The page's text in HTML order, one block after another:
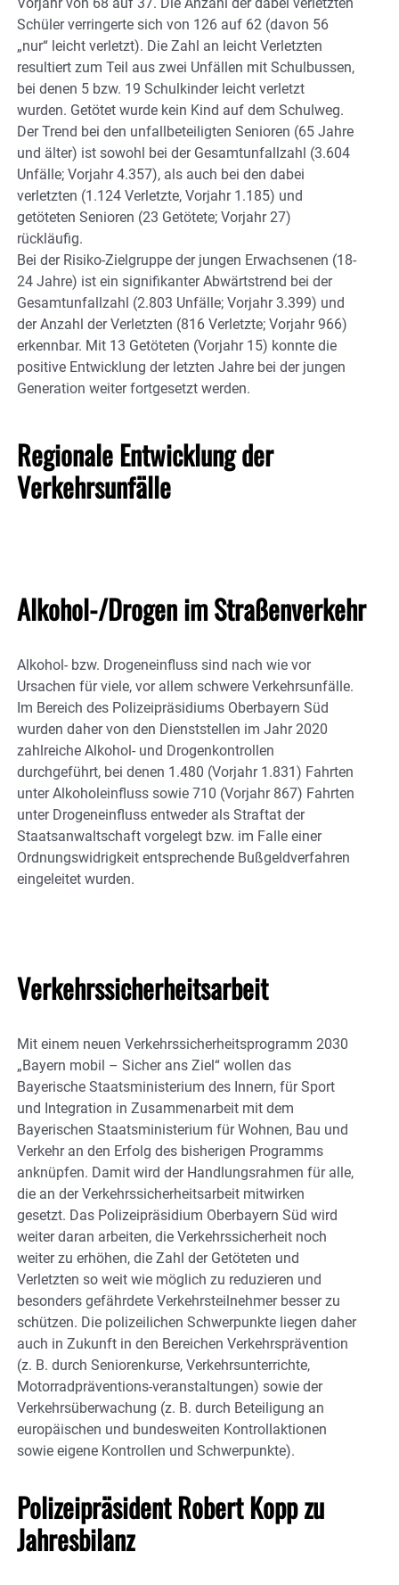
Schüler verringerte sich von 126 auf 62 (davon 56
„nur“ leicht verletzt). Die Zahl an leicht Verletzten
resultiert zum Teil aus zwei Unfällen mit Schulbussen,
bei denen 5 bzw. 19 Schulkinder leicht verletzt
wurden. Getötet wurde kein Kind auf dem Schulweg.
Der Trend bei den unfallbeteiligten Senioren (65 Jahre
und älter) ist sowohl bei der Gesamtunfallzahl (3.604
Unfälle; Vorjahr 4.357), als auch bei den dabei
verletzten (1.124 Verletzte, Vorjahr 1.185) und
getöteten Senioren (23 Getötete; Vorjahr 27)
rückläufig.
Bei der Risiko-Zielgruppe der jungen Erwachsenen (18-
24 Jahre) ist ein signifikanter Abwärtstrend bei der
Gesamtunfallzahl (2.803 Unfälle; Vorjahr 3.399) und
der Anzahl der Verletzten (816 Verletzte; Vorjahr 966)
erkennbar. Mit 13 Getöteten (Vorjahr 15) konnte die
positive Entwicklung der letzten Jahre bei der jungen
Generation weiter fortgesetzt werden.
Regionale Entwicklung der
Verkehrsunfälle
Alkohol-/Drogen im Straßenverkehr
Alkohol- bzw. Drogeneinfluss sind nach wie vor
Ursachen für viele, vor allem schwere Verkehrsunfälle.
Im Bereich des Polizeipräsidiums Oberbayern Süd
wurden daher von den Dienststellen im Jahr 2020
zahlreiche Alkohol- und Drogenkontrollen
durchgeführt, bei denen 1.480 (Vorjahr 1.831) Fahrten
unter Alkoholeinfluss sowie 710 (Vorjahr 867) Fahrten
unter Drogeneinfluss entweder als Straftat der
Staatsanwaltschaft vorgelegt bzw. im Falle einer
Ordnungswidrigkeit entsprechende Bußgeldverfahren
eingeleitet wurden.
Verkehrssicherheitsarbeit
Mit einem neuen Verkehrssicherheitsprogramm 2030
„Bayern mobil – Sicher ans Ziel“ wollen das
Bayerische Staatsministerium des Innern, für Sport
und Integration in Zusammenarbeit mit dem
Bayerischen Staatsministerium für Wohnen, Bau und
Verkehr an den Erfolg des bisherigen Programms
anknüpfen. Damit wird der Handlungsrahmen für alle,
die an der Verkehrssicherheitsarbeit mitwirken
gesetzt. Das Polizeipräsidium Oberbayern Süd wird
weiter daran arbeiten, die Verkehrssicherheit noch
weiter zu erhöhen, die Zahl der Getöteten und
Verletzten so weit wie möglich zu reduzieren und
besonders gefährdete Verkehrsteilnehmer besser zu
schützen. Die polizeilichen Schwerpunkte liegen daher
auch in Zukunft in den Bereichen Verkehrsprävention
(z. B. durch Seniorenkurse, Verkehrsunterrichte,
Motorradpräventions-veranstaltungen) sowie der
Verkehrsüberwachung (z. B. durch Beteiligung an
europäischen und bundesweiten Kontrollaktionen
sowie eigene Kontrollen und Schwerpunkte).
Polizeipräsident Robert Kopp zu
Jahresbilanz